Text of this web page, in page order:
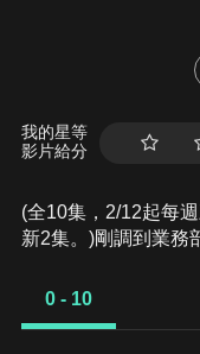
我的星等
影片給分
(全10集，2/12起每
新2集。)剛調到業務
鹽谷大輔所救，並
0 - 10